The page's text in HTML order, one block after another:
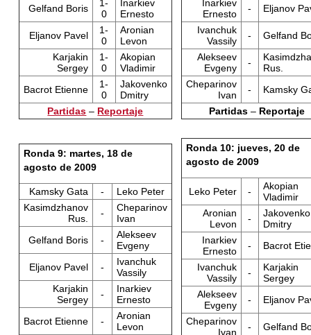
Gelfand Boris
1-
0
Inarkiev
Ernesto
Eljanov Pavel
1-
0
Aronian
Levon
Karjakin
Sergey
1-
0
Akopian
Vladimir
Bacrot Etienne
1-
0
Jakovenko
Dmitry
Partidas – Reportaje
Inarkiev
Ernesto
-
Eljanov
Ivanchuk
Vassily
-
Gelfand
Alekseev
Evgeny
-
Rus.
Cheparinov
Ivan
-
Kamsky
Partidas– Reportaje
Ronda 9: martes, 18 de
agosto de 2009
Kamsky Gata -
Leko Peter
Kasimdzhanov
Rus.
-
Cheparinov
Ivan
Gelfand Boris
-
Alekseev
Evgeny
Eljanov Pavel
-
Ivanchuk
Vassily
Karjakin
Sergey
-
Inarkiev
Ernesto
Bacrot Etienne
-
Aronian
Levon
Ronda 10: jueves, 20 de
agosto de 2009
Leko Peter -
Akopian
Vladimir
Aronian
Levon
-
Jakovenko
Dmitry
Inarkiev
Ernesto
-
Bacrot
Ivanchuk
Vassily
-
Karjakin
Sergey
Alekseev
Evgeny
-
Eljanov
Cheparinov
Ivan
-
Gelfand